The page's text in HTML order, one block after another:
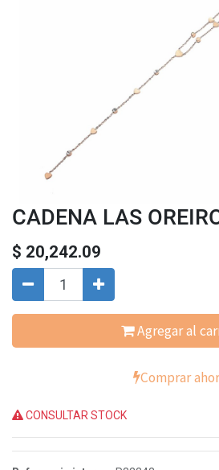
CADENA LAS
$ 20,242.09
Agregar al
Comprar
CONSULTAR STOCK